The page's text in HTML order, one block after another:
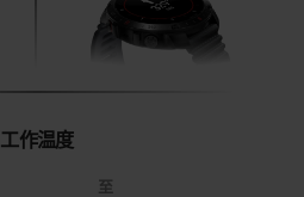
工作温度
至